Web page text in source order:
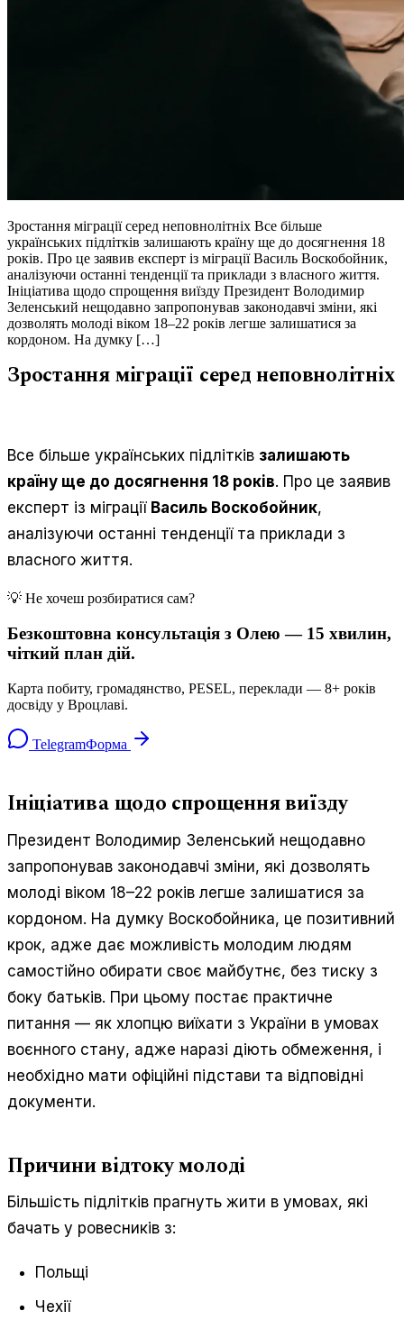
Зростання міграції серед неповнолітніх Все більше
українських підлітків залишають країну ще до досягнення 18
років. Про це заявив експерт із міграції Василь Воскобойник,
аналізуючи останні тенденції та приклади з власного життя.
Ініціатива щодо спрощення виїзду Президент Володимир
Зеленський нещодавно запропонував законодавчі зміни, які
дозволять молоді віком 18–22 років легше залишатися за
кордоном. На думку […]
Зростання міграції серед неповнолітніх
Все більше українських підлітків залишають
країну ще до досягнення 18 років. Про це заявив
експерт із міграції Василь Воскобойник,
аналізуючи останні тенденції та приклади з
власного життя.
💡 Не хочеш розбиратися сам?
Безкоштовна консультація з Олею — 15 хвилин,
чіткий план дій.
Карта побиту, громадянство, PESEL, переклади — 8+ років
досвіду у Вроцлаві.
TelegramФорма
Ініціатива щодо спрощення виїзду
Президент Володимир Зеленський нещодавно
запропонував законодавчі зміни, які дозволять
молоді віком 18–22 років легше залишатися за
кордоном. На думку Воскобойника, це позитивний
крок, адже дає можливість молодим людям
самостійно обирати своє майбутнє, без тиску з
боку батьків. При цьому постає практичне
питання — як хлопцю виїхати з України в умовах
воєнного стану, адже наразі діють обмеження, і
необхідно мати офіційні підстави та відповідні
документи.
Причини відтоку молоді
Більшість підлітків прагнуть жити в умовах, які
бачать у ровесників з:
Польщі
Чехії